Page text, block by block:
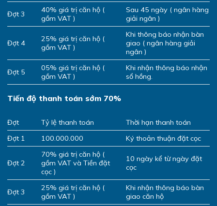
Đợt 3
40% giá trị căn hộ (
gồm VAT )
Sau 45 ngày ( ngân hàng
giải ngân )
Đợt 4
25% giá trị căn hộ (
gồm VAT )
Khi thông báo nhận bàn
giao ( ngân hàng giải
ngân )
Đợt 5
05% giá trị căn hộ (
gồm VAT )
Khi nhận thông báo nhận
sổ hồng.
Tiến độ thanh toán sớm 70%
Đợt Tỷ lệ thanh toán
Thời hạn thanh toán
Đợt 1
100.000.000 Ký thoản thuận đặt cọc
Đợt 2
70% giá trị căn hộ (
gồm VAT và Tiền đặt
cọc )
10 ngày kể từ ngày đặt
cọc
Đợt 3
25% giá trị căn hộ (
gồm VAT )
Khi nhận thông báo bàn
giao căn hộ